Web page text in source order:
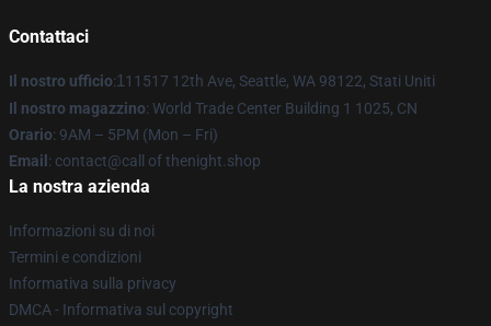
Contattaci
Il nostro ufficio:1 11517 12th Ave, Seattle, WA 98122, Stati Uniti
Il nostro magazzino: World Trade Center Building 1 1025, CN
Orario: 9AM – 5PM (Mon – Fri)
Email : contact@call of thenight.shop
La nostra azienda
Informazioni su di noi
Termini e condizioni
Informativa sulla privacy
DMCA - Informativa sul copyright